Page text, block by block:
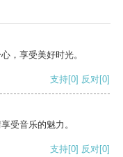
，享受美好时光。
支持[0] 反对[0]
受音乐的魅力。
支持[0] 反对[0]